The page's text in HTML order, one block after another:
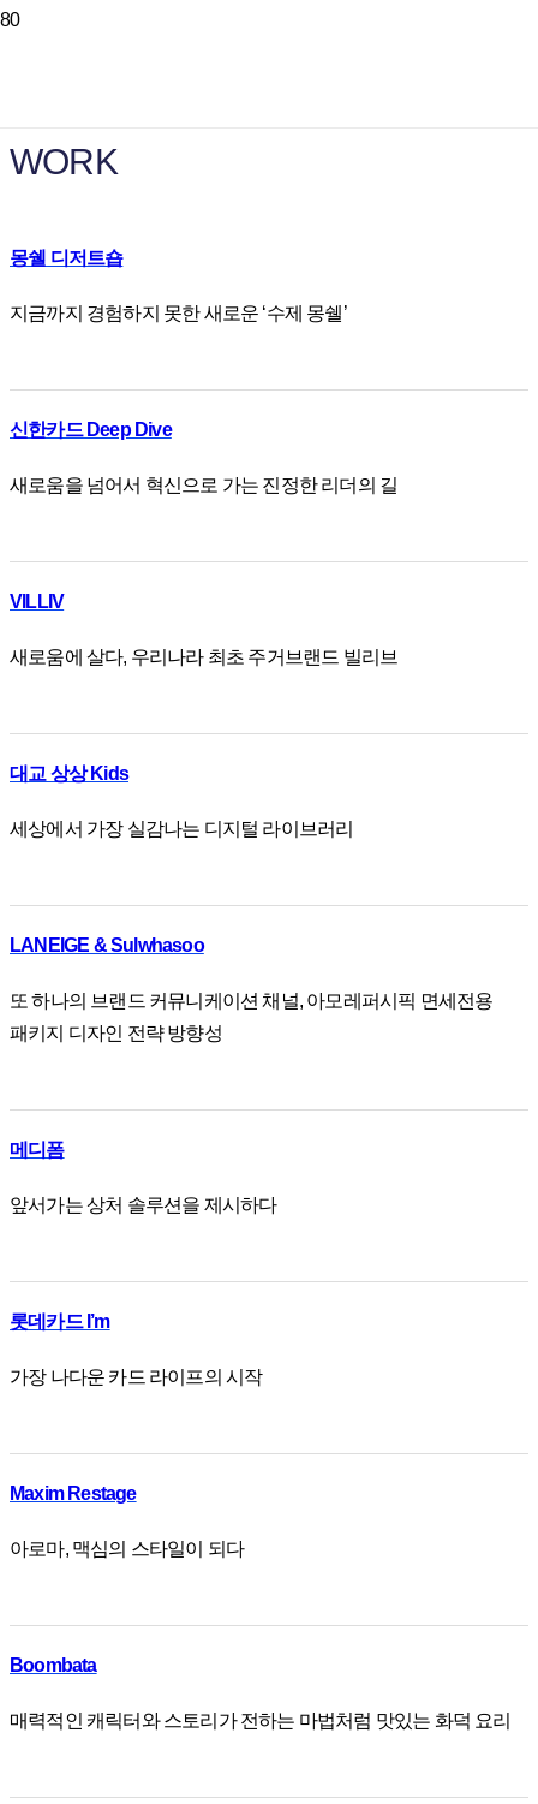
WORK
몽쉘 디저트숍
지금까지 경험하지 못한 새로운 ‘수제 몽쉘’
신한카드 Deep Dive
새로움을 넘어서 혁신으로 가는 진정한 리더의 길
VILLIV
새로움에 살다, 우리나라 최초 주거브랜드 빌리브
대교 상상 Kids
세상에서 가장 실감나는 디지털 라이브러리
LANEIGE & Sulwhasoo
또 하나의 브랜드 커뮤니케이션 채널, 아모레퍼시픽 면세전용
패키지 디자인 전략 방향성
메디폼
앞서가는 상처 솔루션을 제시하다
롯데카드 I’m
가장 나다운 카드 라이프의 시작
Maxim Restage
아로마, 맥심의 스타일이 되다
Boombata
매력적인 캐릭터와 스토리가 전하는 마법처럼 맛있는 화덕 요리